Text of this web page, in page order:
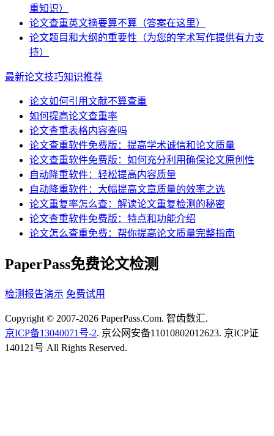
重知识）
论文查重英文摘要算不算（答案在这里）
论文题目和大纲的重要性（为您的学术写作提供有力支
持）
最新论文技巧知识推荐
论文如何引用文献不算查重
如何提高论文查重率
论文查重表格内容查吗
论文查重软件免费版：提高学术诚信和论文质量
论文查重软件免费版：如何充分利用确保论文原创性
自动降重软件：轻松提高内容质量
自动降重软件：大幅提高文章质量的效率之选
论文重复率怎么查：解读论文重复检测的秘密
论文查重软件免费版：特点和功能介绍
论文怎么查重免费：帮你提高论文质量完整指南
PaperPass免费论文检测
检测报告演示 免费试用
Copyright © 2007-2026 PaperPass.Com. 智齿数汇.
京ICP备13040071号-2. 京公网安备11010802012623. 京ICP证
140121号 All Rights Reserved.